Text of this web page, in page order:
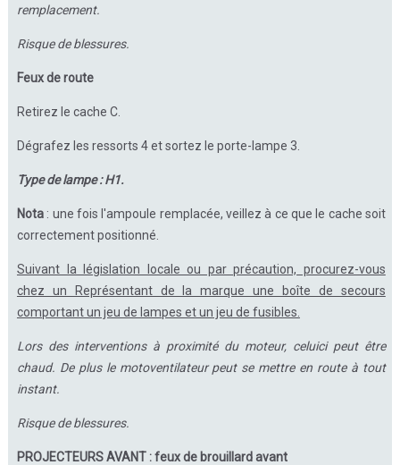
remplacement.
Risque de blessures.
Feux de route
Retirez le cache C.
Dégrafez les ressorts 4 et sortez le porte-lampe 3.
Type de lampe : H1.
Nota : une fois l'ampoule remplacée, veillez à ce que le cache soit
correctement positionné.
Suivant la législation locale ou par précaution, procurez-vous
chez un Représentant de la marque une boîte de secours
comportant un jeu de lampes et un jeu de fusibles.
Lors des interventions à proximité du moteur, celuici peut être
chaud. De plus le motoventilateur peut se mettre en route à tout
instant.
Risque de blessures.
PROJECTEURS AVANT : feux de brouillard avant